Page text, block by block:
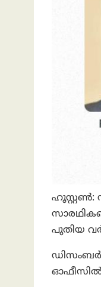
ഹൂസ്റ്റൺ:
പുതിയ
ഡിസംബർ